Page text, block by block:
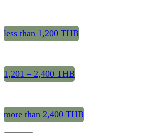
less than 1,200 THB
1,201 – 2,400 THB
more than 2,400 THB